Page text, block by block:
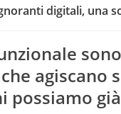
digitali, una
sono
agiscano